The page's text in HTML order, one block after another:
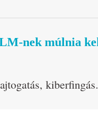
nek múlnia
kiberfingás.